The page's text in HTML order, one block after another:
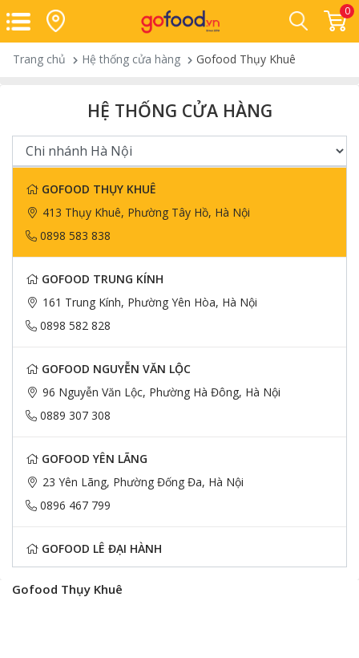
0
Trang chủ Hệ thống cửa hàng Gofood Thụy Khuê
HỆ THỐNG CỬA HÀNG
GOFOOD THỤY KHUÊ
413 Thụy Khuê, Phường Tây Hồ, Hà Nội
0898 583 838
GOFOOD TRUNG KÍNH
161 Trung Kính, Phường Yên Hòa, Hà Nội
0898 582 828
GOFOOD NGUYỄN VĂN LỘC
96 Nguyễn Văn Lộc, Phường Hà Đông, Hà Nội
0889 307 308
GOFOOD YÊN LÃNG
23 Yên Lãng, Phường Đống Đa, Hà Nội
0896 467 799
GOFOOD LÊ ĐẠI HÀNH
48 Lê Đại Hành, Phường Hai Bà Trưng, Hà Nội
0899 466 966
Gofood Thụy Khuê